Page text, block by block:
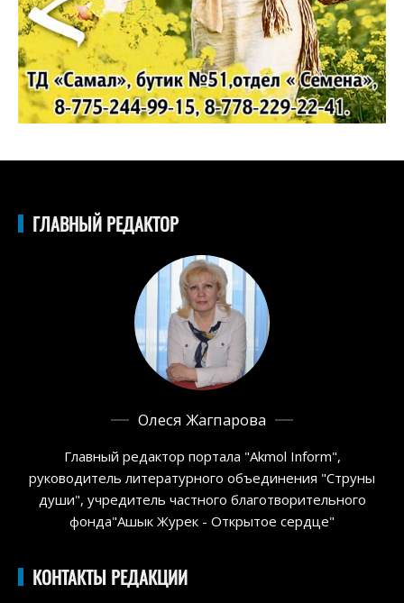
ГЛАВНЫЙ РЕДАКТОР
Олеся Жагпарова
Главный редактор портала "Akmol Inform",
руководитель литературного объединения "Струны
души", учредитель частного благотворительного
фонда"Ашык Журек - Открытое сердце"
КОНТАКТЫ РЕДАКЦИИ